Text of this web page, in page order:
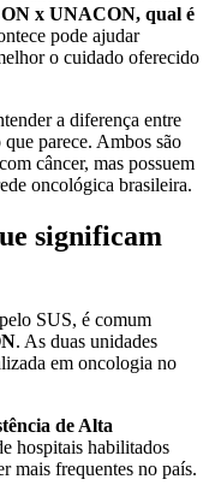
x UNACON, qual é
pode ajudar
o cuidado oferecido
a diferença entre
parece. Ambos são
câncer, mas possuem
oncológica brasileira.
significam
SUS, é comum
. As duas unidades
em oncologia no
de Alta
hospitais habilitados
mais frequentes no país.